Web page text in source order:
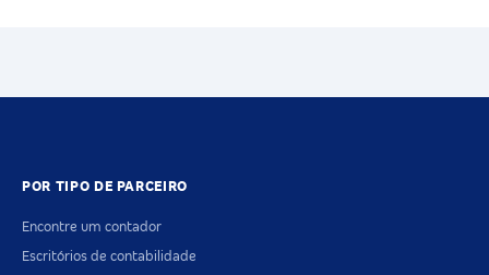
POR TIPO DE PARCEIRO
Encontre um contador
Escritórios de contabilidade